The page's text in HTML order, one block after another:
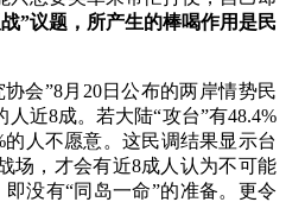
”议题，所产生的棒喝作用是民
”8月20日公布的两岸情势民
近8成。若大陆“攻台”有48.4%
人不愿意。这民调结果显示台
场，才会有近8成人认为不可能
没有“同岛一命”的准备。更令